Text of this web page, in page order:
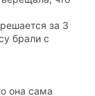
за 3
брали с
она сама